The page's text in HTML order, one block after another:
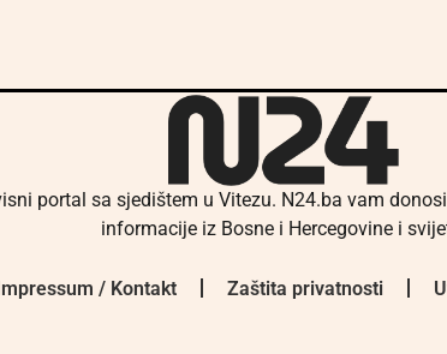
portal sa sjedištem u Vitezu. N24.ba vam
informacije iz Bosne i Hercegovine i
/ Kontakt Zaštita privatnosti